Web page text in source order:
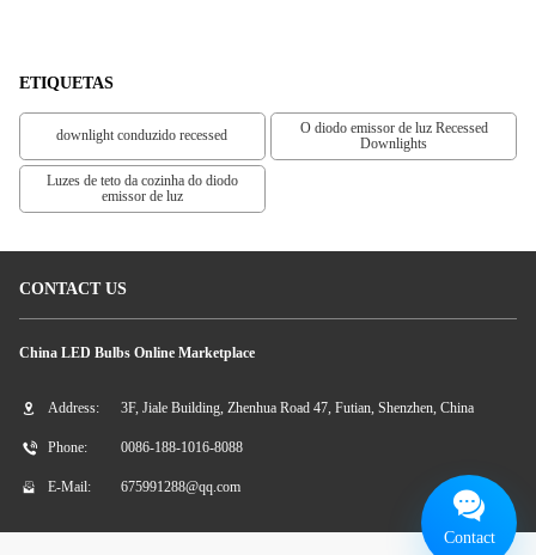
ETIQUETAS
downlight conduzido recessed
O diodo emissor de luz Recessed
Downlights
Luzes de teto da cozinha do diodo
emissor de luz
CONTACT US
China LED Bulbs Online Marketplace
Address: 3F, Jiale Building, Zhenhua Road 47, Futian, Shenzhen, China
Phone: 0086-188-1016-8088
E-Mail: 675991288@qq.com
Contact